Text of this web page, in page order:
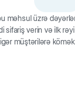
məhsul üzrə
sifariş verin və ilk
müştərilərə